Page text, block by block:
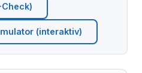
(interaktiv)